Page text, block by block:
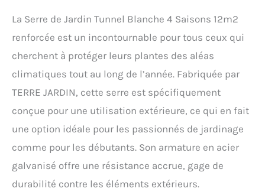
moustiquaire, d'une porte
pans d'aération latéraux.
Facilitez l'accès à vos
plants et favorisez
l'aération de votre serre.
Dimensions de la serre :
400 x largeur 300 cm.
Dimensions de la porte
hauteur 180 cm. La
marque Terre Jardin
meilleurs articles de
La Serre de Jardin Tunnel Blanche 4 Saisons 12m2
renforcée est un incontournable pour tous ceux qui
cherchent à protéger leurs plantes des aléas
climatiques tout au long de l’année. Fabriquée par
TERRE JARDIN, cette serre est spécifiquement
conçue pour une utilisation extérieure, ce qui en fait
une option idéale pour les passionnés de jardinage
comme pour les débutants. Son armature en acier
galvanisé offre une résistance accrue, gage de
durabilité contre les éléments extérieurs.